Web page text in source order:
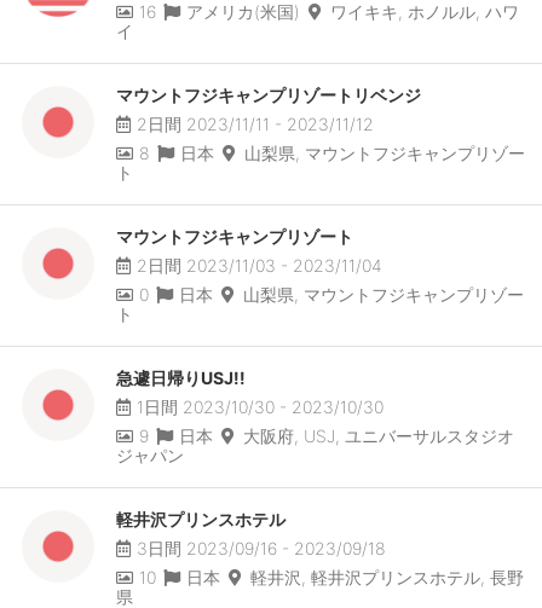
16
アメリカ(米国)
ワイキキ, ホノルル, ハワ
イ
マウントフジキャンプリゾートリベンジ
2日間 2023/11/11 - 2023/11/12
8
日本
山梨県, マウントフジキャンプリゾー
ト
マウントフジキャンプリゾート
2日間 2023/11/03 - 2023/11/04
0
日本
山梨県, マウントフジキャンプリゾー
ト
急遽日帰りUSJ!!
1日間 2023/10/30 - 2023/10/30
9
日本
大阪府, USJ, ユニバーサルスタジオ
ジャパン
軽井沢プリンスホテル
3日間 2023/09/16 - 2023/09/18
10
日本
軽井沢, 軽井沢プリンスホテル, 長野
県